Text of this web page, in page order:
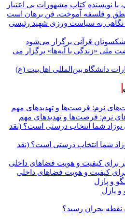
با نویسنده کتاب مشهورات بی اعتبار
و فلسفه آموخت، فن برهان است
به سیاست ورزی شهید رئیسی
قرآنی برگزار می‌شود
«زندگی با آیه‌ها» برگزار می
دانشگاه بین‌المللی اهل‌بیت (ع)
نرم: فرصت‌ها و تهدیدهای مهم
شما انتخاب درستی است؟ (نقد
کیفیت و هویت فضاهای داخلی
و پازل
بحران رسید؟